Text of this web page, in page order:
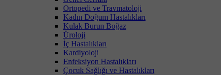
Ortopedi ve Travmatoloji
Kadın Doğum Hastalıkları
Kulak Burun Boğaz
Üroloji
İç Hastalıkları
Kardiyoloji
Enfeksiyon Hastalıkları
Çocuk Sağlığı ve Hastalıkları